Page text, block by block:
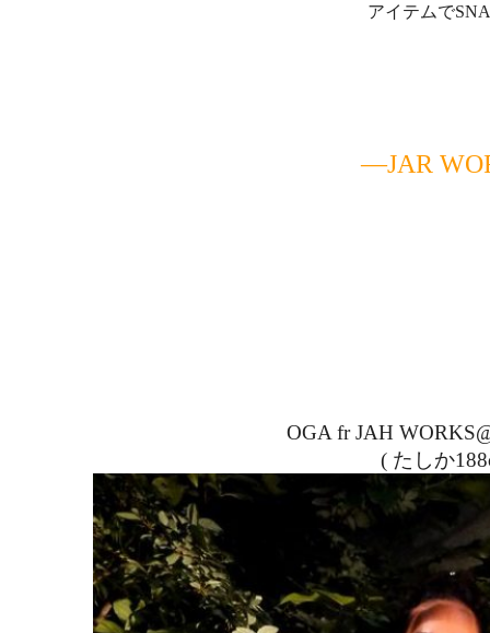
アイテムで
—JAR
OGA fr JAH
( たしか